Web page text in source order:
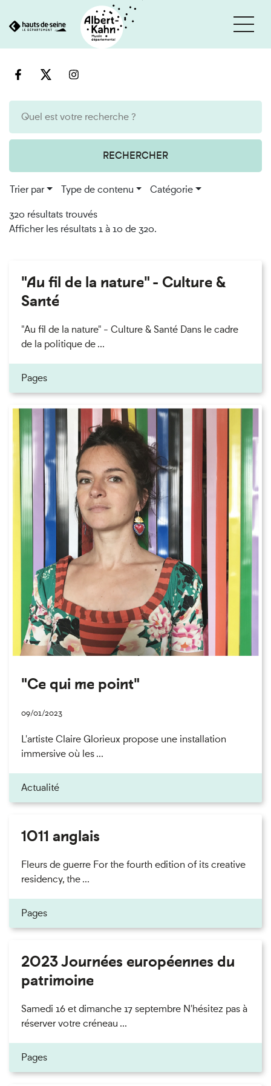
au
RECHERCHER
Trier par Type de contenu
Catégorie
320 résultats trouvés
Afficher les résultats 1 à 10 de 320.
"Au fil de la nature" - Culture &
Santé
"Au fil de la nature" - Culture & Santé Dans le cadre
de la politique de ...
Pages
"Ce qui me point"
09/01/2023
L'artiste Claire Glorieux propose une installation
immersive où les ...
Actualité
1011 anglais
Fleurs de guerre For the fourth edition of its creative
residency, the ...
Pages
2023 Journées européennes du
patrimoine
Samedi 16 et dimanche 17 septembre N'hésitez pas à
réserver votre créneau ...
Pages
Cookies et traceurs utilisés sur ce site